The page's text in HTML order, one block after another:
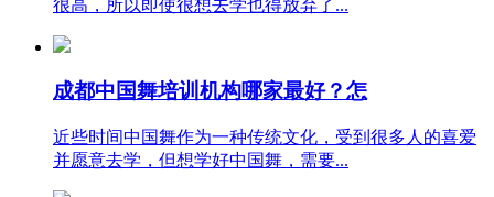
很高，所以即使很想去学也得放弃了...
成都中国舞培训机构哪家最好？怎
近些时间中国舞作为一种传统文化，受到很多人的喜爱
并愿意去学，但想学好中国舞，需要...